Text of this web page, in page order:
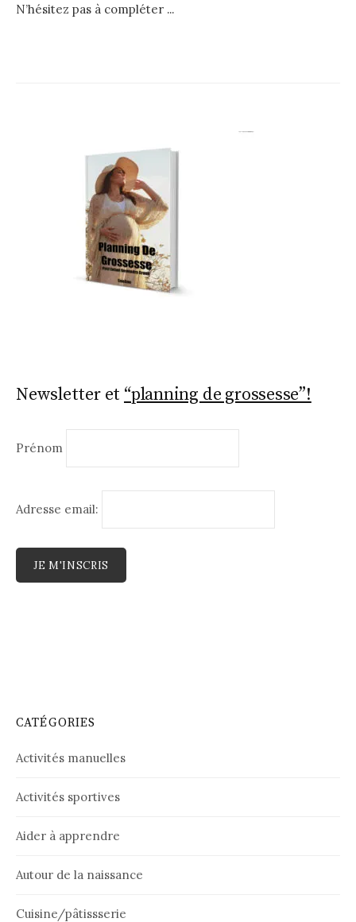
N’hésitez pas à compléter ...
Newsletter et “planning de grossesse”!
Prénom
Adresse email:
CATÉGORIES
Activités manuelles
Activités sportives
Aider à apprendre
Autour de la naissance
Cuisine/pâtissserie